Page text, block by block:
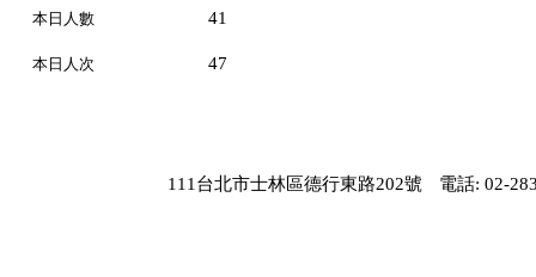
本日人數 41
本日人次 47
111台北市士林區德行東路202號 電話: 02-